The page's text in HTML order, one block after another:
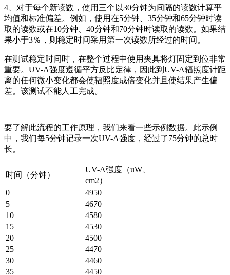
4、对于每个新读数，使用三个以30分钟为间隔的读数计算平
均值和标准偏差。例如，使用在5分钟、35分钟和65分钟时读
取的读数或在10分钟、40分钟和70分钟时读取的读数。如果结
果小于3％，则稳定时间采用第一次读数所经过的时间。
在测试稳定时间时，在整个过程中使用夹具将灯固定到位非常
重要。UV-A强度遵循平方反比定律，因此到UV-A辐照度计距
离的任何微小变化都会使辐照度成倍变化并且使结果产生偏
差。该测试不能人工完成。
要了解此流程的工作原理，我们来看一些示例数据。此示例
中，我们每5分钟记录一次UV-A强度，经过了75分钟的总时
长。
时间（分钟）
UV-A强度（uW、
cm2）
0
4950
5
4670
10
4580
15
4530
20
4500
25
4470
30
4460
35
4450